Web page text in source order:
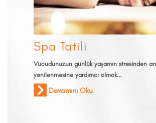
Spa Tatili
Vücudunuzun günlük yaşamın stresinden
yenilenmesine yardımcı olmak...
Devamını Oku